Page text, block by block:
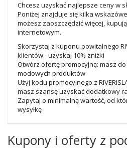
Chcesz uzyskać najlepsze ceny w
Poniżej znajduje się kilka
możesz zaoszczędzić więcej,
internetowym.
Skorzystaj z kuponu powitalnego
klientów - uzyskaj 10% zniżki
Otwórz ofertę promocyjną: masz
modowych produktów
Użyj kodu promocyjnego z
masz szansę uzyskać dodatkowy
Zapytaj o minimalną wartość, od
wysyłkę
Kupony i oferty z